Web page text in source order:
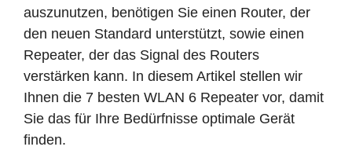
auszunutzen, benötigen Sie einen Router, der
den neuen Standard unterstützt, sowie einen
Repeater, der das Signal des Routers
verstärken kann. In diesem Artikel stellen wir
Ihnen die 7 besten WLAN 6 Repeater vor, damit
Sie das für Ihre Bedürfnisse optimale Gerät
finden.